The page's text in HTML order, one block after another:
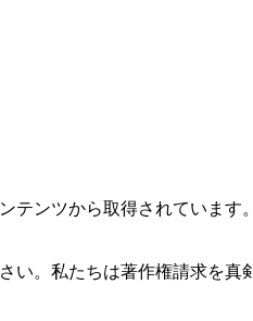
ンツから取得されています
。私たちは著作権請求を真